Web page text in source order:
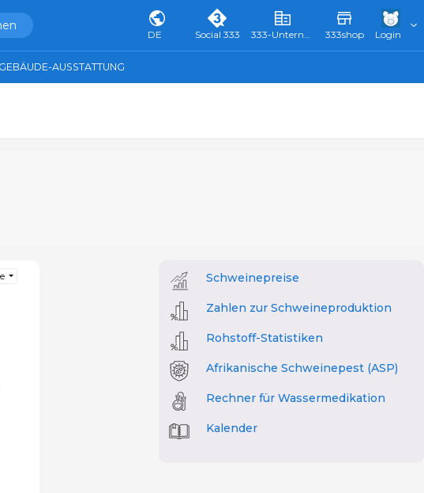
DE Social 333 333-Unternehmensverzeichnis & Führer 333shop Login
GEBÄUDE-AUSSTATTUNG
Schweinepreise
Zahlen zur Schweineproduktion
Rohstoff-Statistiken
Afrikanische Schweinepest (ASP)
Rechner für Wassermedikation
Kalender